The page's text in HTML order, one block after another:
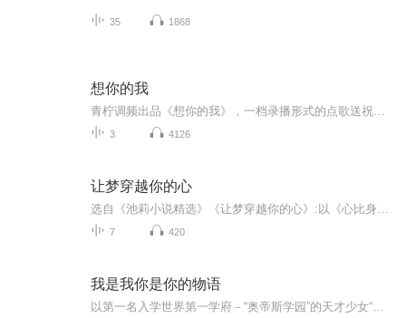
35 1868
想你的我
3 4126
让梦穿越你的心
7 420
我是我你是你的物语